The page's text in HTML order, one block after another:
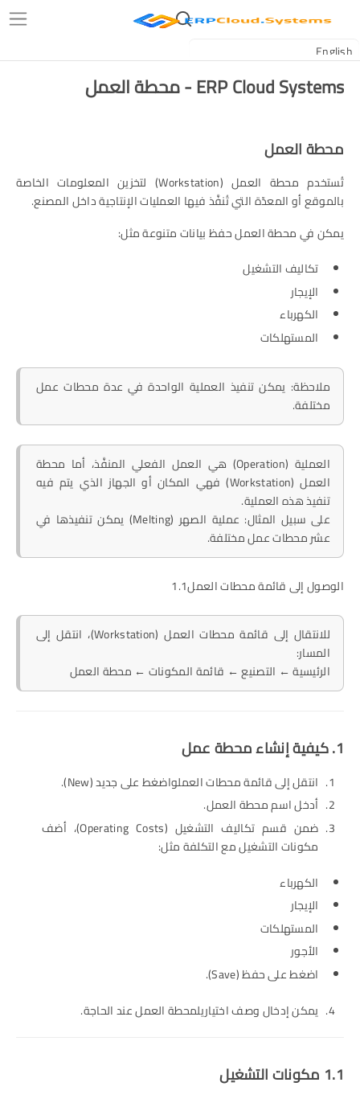
ERP Cloud Systems - محطة العمل
محطة العمل
تُستخدم محطة العمل (Workstation) لتخزين المعلومات الخاصة
بالموقع أو المعدّة التي تُنفَّذ فيها العمليات الإنتاجية داخل المصنع.
يمكن في محطة العمل حفظ بيانات متنوعة مثل:
تكاليف التشغيل
الإيجار
الكهرباء
المستهلكات
ملاحظة: يمكن تنفيذ العملية الواحدة في عدة محطات عمل
مختلفة.
العملية (Operation) هي العمل الفعلي المنفَّذ، أما محطة
العمل (Workstation) فهي المكان أو الجهاز الذي يتم فيه
تنفيذ هذه العملية.
على سبيل المثال: عملية الصهر (Melting) يمكن تنفيذها في
عشر محطات عمل مختلفة.
الوصول إلى قائمة محطات العمل1.1
للانتقال إلى قائمة محطات العمل (Workstation)، انتقل إلى
المسار:
الرئيسية ← التصنيع ← قائمة المكونات ← محطة العمل
1. كيفية إنشاء محطة عمل
انتقل إلى قائمة محطات العملواضغط على جديد (New).
أدخل اسم محطة العمل.
ضمن قسم تكاليف التشغيل (Operating Costs)، أضف
مكونات التشغيل مع التكلفة مثل:
الكهرباء
الإيجار
المستهلكات
الأجور
اضغط على حفظ (Save).
يمكن إدخال وصف اختياريلمحطة العمل عند الحاجة.
1.1 مكونات التشغيل